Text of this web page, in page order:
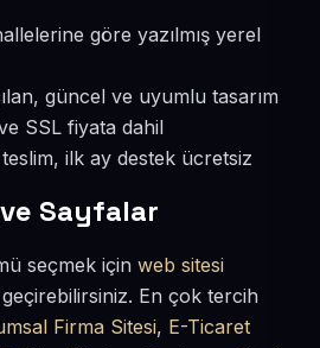
göre yazılmış yerel
güncel ve uyumlu tasarım
SSL fiyata dahil
ilk ay destek ücretsiz
Sayfalar
seçmek için web sitesi
En çok tercih
Firma Sitesi, E-Ticaret